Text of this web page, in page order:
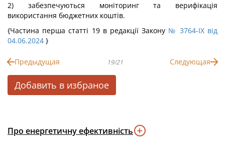
2) забезпечуються моніторинг та верифікація
використання бюджетних коштів.
{Частина перша статті 19 в редакції Закону № 3764-IX від
04.06.2024 }
Предыдущая 19/21 Следующая
Добавить в избраное
Про енергетичну ефективність